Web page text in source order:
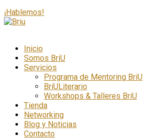
¡Hablemos!
Inicio
Somos BriU
Servicios
Programa de Mentoring BriU
BriULiterario
Workshops & Talleres BriU
Tienda
Networking
Blog y Noticias
Contacto